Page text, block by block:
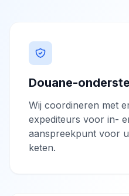
Douane-
Wij coordineren met
expediteurs voor in-
aanspreekpunt voor
keten.